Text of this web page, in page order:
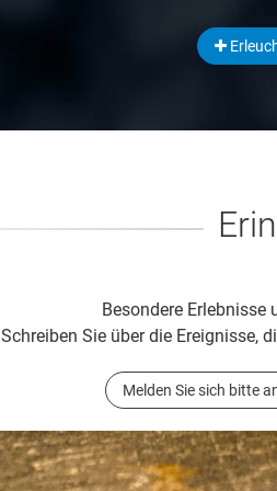
Besondere Erlebnisse
Schreiben Sie über die Ereignisse,
Melden Sie sich bitte